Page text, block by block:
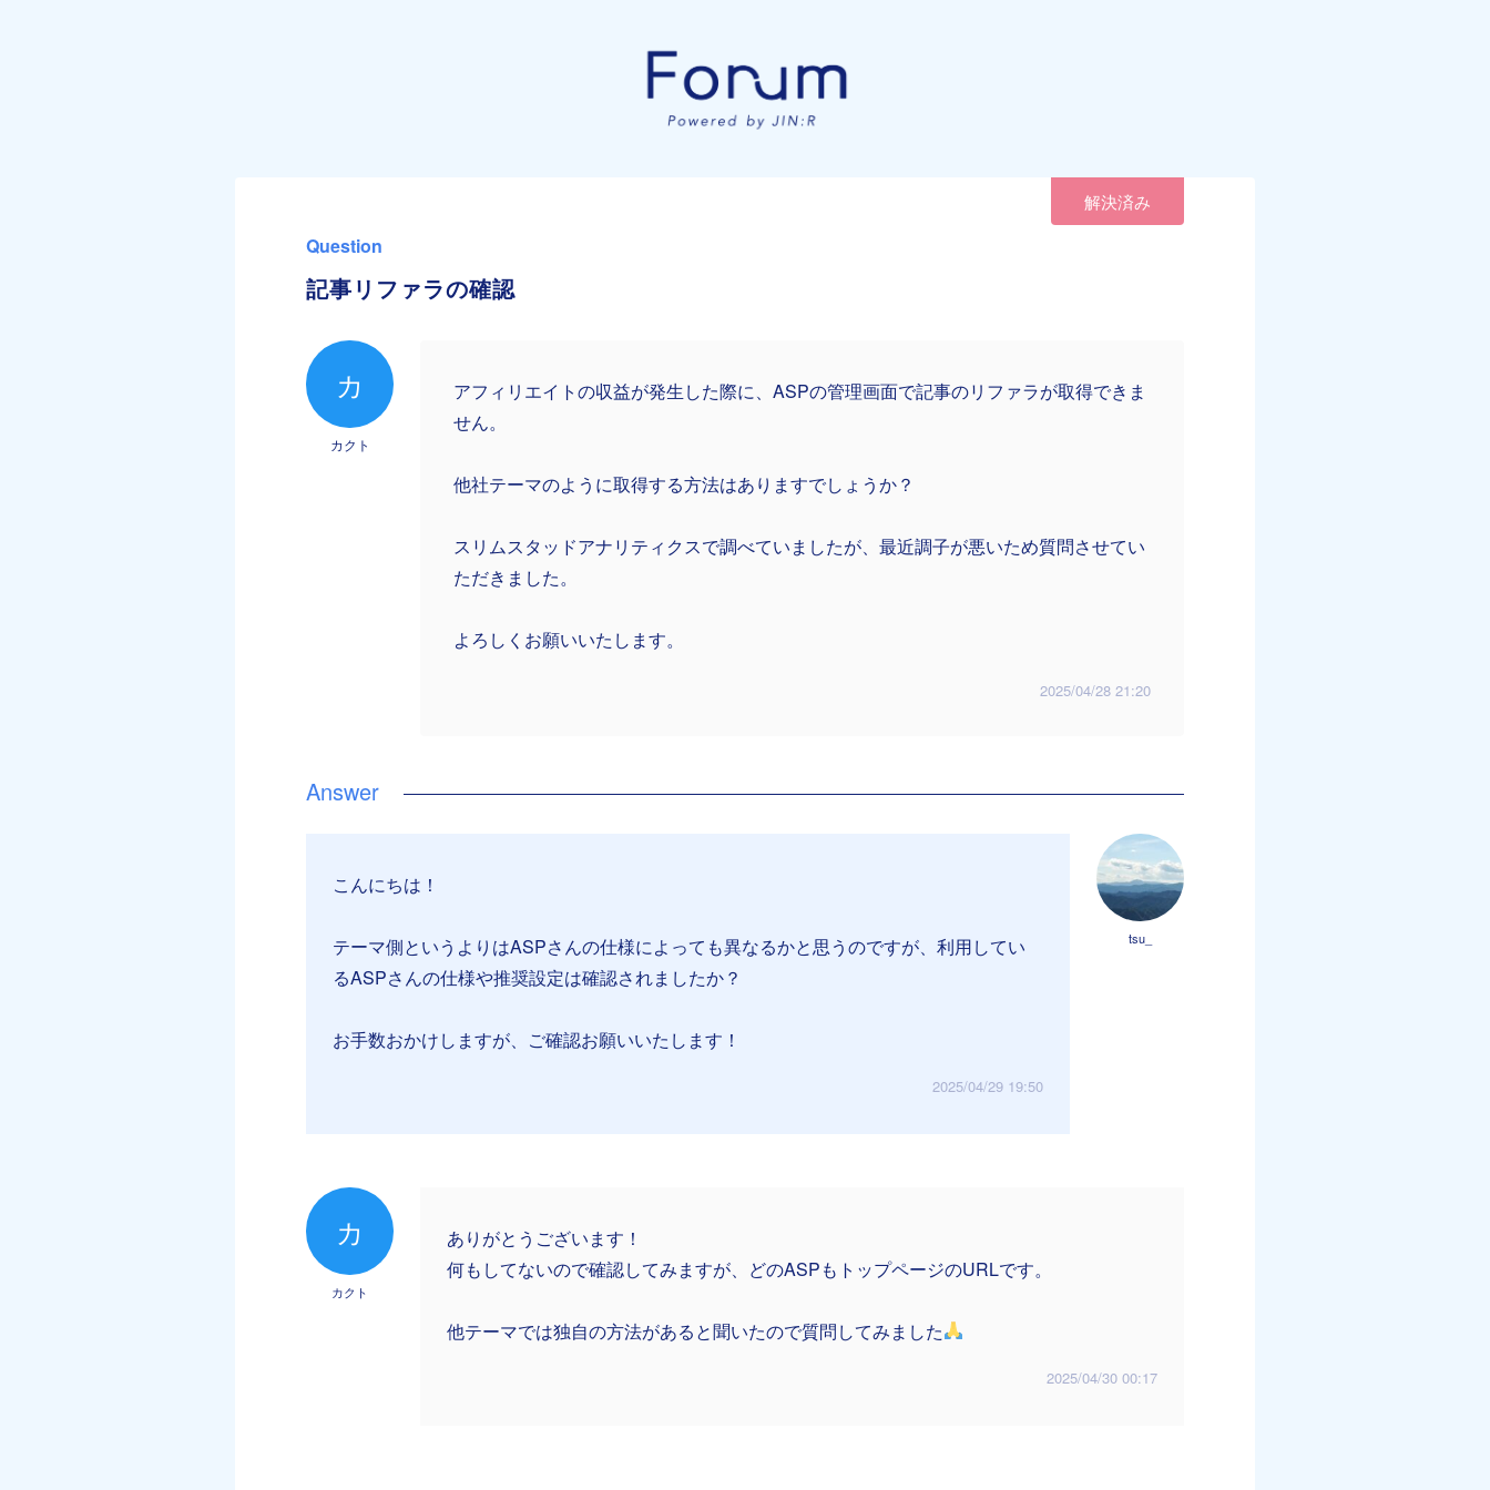
解決済み
Question
記事リファラの確認
カ
カクト
アフィリエイトの収益が発生した際に、ASPの管理画面で記事のリファラが取得できま
せん。
他社テーマのように取得する方法はありますでしょうか？
スリムスタッドアナリティクスで調べていましたが、最近調子が悪いため質問させてい
ただきました。
よろしくお願いいたします。
2025/04/28 21:20
tsu_
こんにちは！
テーマ側というよりはASPさんの仕様によっても異なるかと思うのですが、利用してい
るASPさんの仕様や推奨設定は確認されましたか？
お手数おかけしますが、ご確認お願いいたします！
2025/04/29 19:50
カ
カクト
ありがとうございます！
何もしてないので確認してみますが、どのASPもトップページのURLです。
他テーマでは独自の方法があると聞いたので質問してみました
2025/04/30 00:17